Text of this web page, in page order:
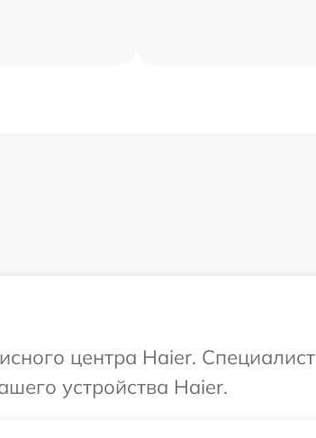
центра Haier. Специалист
устройства Haier.